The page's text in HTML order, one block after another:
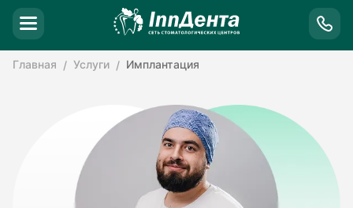
Главная Услуги Имплантация